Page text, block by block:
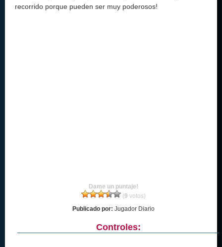
recorrido porque pueden ser muy poderosos!
Dame un puntaje!
(9 votos)
Publicado por: Jugador Diario
Controles: